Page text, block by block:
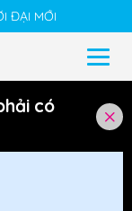
ĐẠI MỚI
có